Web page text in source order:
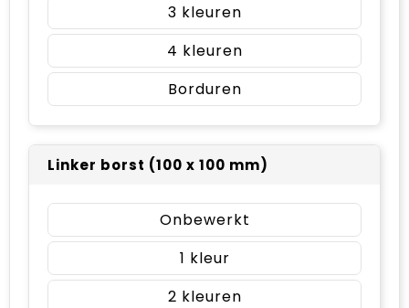
3
4
Borduren
Linker borst (100 x 100 mm)
Onbewerkt
1
2